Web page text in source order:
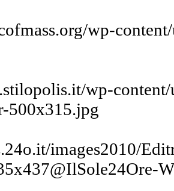
wp-
wp-
500x315.jpg
images2010/